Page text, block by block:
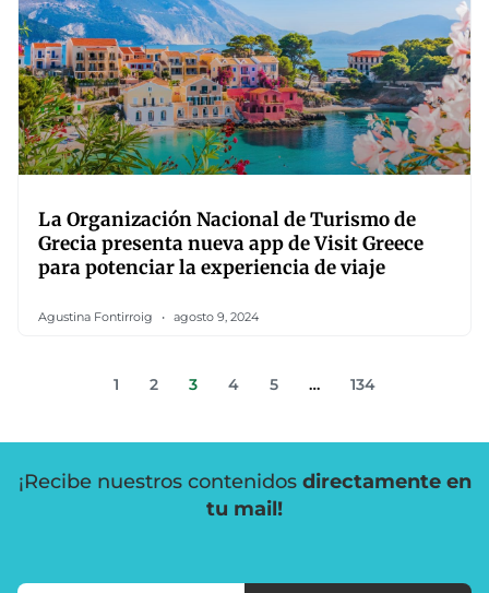
La Organización Nacional de Turismo de
Grecia presenta nueva app de Visit Greece
para potenciar la experiencia de viaje
Agustina Fontirroig agosto 9, 2024
1 2 3 4 5 … 134
¡Recibe nuestros contenidos directamente en
tu mail!